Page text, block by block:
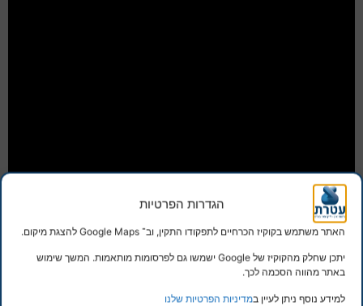
הגדרות הפרטיות
האתר משתמש בקוקיז הכרחיים לתפקודו התקין, וב־ Google Maps להצגת מיקום.
יתכן שחלק מהקוקיז של Google ישמשו גם לפרסומות מותאמות. המשך שימוש
באתר מהווה הסכמה לכך.
למידע נוסף ניתן לעיין במדיניות הפרטיות שלנו